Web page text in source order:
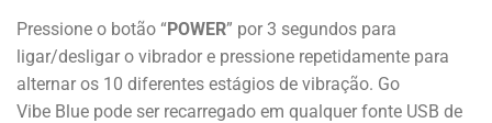
Pressione o botão “POWER” por 3 segundos para
ligar/desligar o vibrador e pressione repetidamente para
alternar os 10 diferentes estágios de vibração. Go
Vibe Blue pode ser recarregado em qualquer fonte USB de